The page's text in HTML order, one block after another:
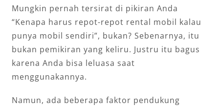
Mungkin pernah tersirat di pikiran Anda
“Kenapa harus repot-repot rental mobil kalau
punya mobil sendiri”, bukan? Sebenarnya, itu
bukan pemikiran yang keliru. Justru itu bagus
karena Anda bisa leluasa saat
menggunakannya.
Namun, ada beberapa faktor pendukung